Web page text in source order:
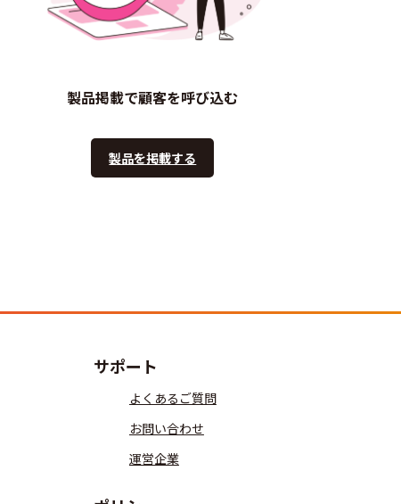
製品掲載で顧客を呼び込む
製品を掲載する
サポート
よくあるご質問
お問い合わせ
運営企業